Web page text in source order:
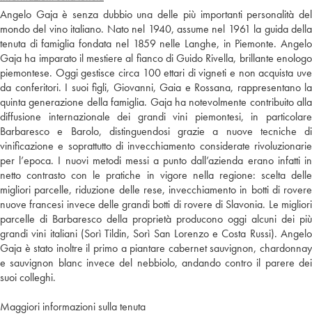
Angelo Gaja è senza dubbio una delle più importanti personalità del
mondo del vino italiano. Nato nel 1940, assume nel 1961 la guida della
tenuta di famiglia fondata nel 1859 nelle Langhe, in Piemonte. Angelo
Gaja ha imparato il mestiere al fianco di Guido Rivella, brillante enologo
piemontese. Oggi gestisce circa 100 ettari di vigneti e non acquista uve
da conferitori. I suoi figli, Giovanni, Gaia e Rossana, rappresentano la
quinta generazione della famiglia. Gaja ha notevolmente contribuito alla
diffusione internazionale dei grandi vini piemontesi, in particolare
Barbaresco e Barolo, distinguendosi grazie a nuove tecniche di
vinificazione e soprattutto di invecchiamento considerate rivoluzionarie
per l’epoca. I nuovi metodi messi a punto dall’azienda erano infatti in
netto contrasto con le pratiche in vigore nella regione: scelta delle
migliori parcelle, riduzione delle rese, invecchiamento in botti di rovere
nuove francesi invece delle grandi botti di rovere di Slavonia. Le migliori
parcelle di Barbaresco della proprietà producono oggi alcuni dei più
grandi vini italiani (Sorì Tildin, Sorì San Lorenzo e Costa Russi). Angelo
Gaja è stato inoltre il primo a piantare cabernet sauvignon, chardonnay
e sauvignon blanc invece del nebbiolo, andando contro il parere dei
suoi colleghi.
Maggiori informazioni sulla tenuta